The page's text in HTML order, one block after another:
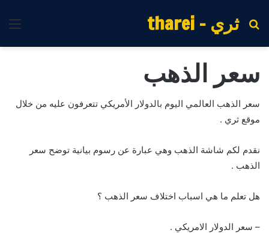
ثري - tharei
بحث
سعر الذهب
سعر الذهب العالمي اليوم بالدولار الأمريكي تتعرفون عليه من خلال
موقع ثري .
نقدم لكم شاشة الذهب وهي عبارة عن رسوم بيانية توضح سعر
الذهب .
هل تعلم ما هي اسباب اختلاف سعر الذهب ؟
– سعر الدولار الامريكي .